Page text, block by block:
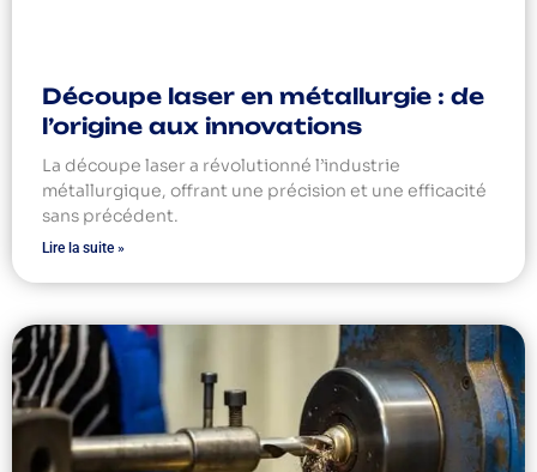
Découpe laser en métallurgie : de
l’origine aux innovations
La découpe laser a révolutionné l’industrie
métallurgique, offrant une précision et une efficacité
sans précédent.
Lire la suite »